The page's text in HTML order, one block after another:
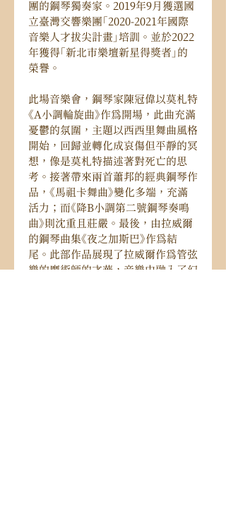
團的鋼琴獨奏家。2019年9月獲選國
立臺灣交響樂團「2020-2021年國際
音樂人才拔尖計畫」培訓。並於2022
年獲得「新北市樂壇新星得獎者」的
榮譽。
此場音樂會，鋼琴家陳冠偉以莫札特
《A小調輪旋曲》作為開場，此曲充滿
憂鬱的氛圍，主題以西西里舞曲風格
開始，回歸並轉化成哀傷但平靜的冥
想，像是莫札特描述著對死亡的思
考。接著帶來兩首蕭邦的經典鋼琴作
品，《馬祖卡舞曲》變化多端，充滿
活力；而《降B小調第二號鋼琴奏鳴
曲》則沈重且莊嚴。最後，由拉威爾
的鋼琴曲集《夜之加斯巴》作為結
尾。此部作品展現了拉威爾作為管弦
樂的魔術師的才華，音樂中融入了幻